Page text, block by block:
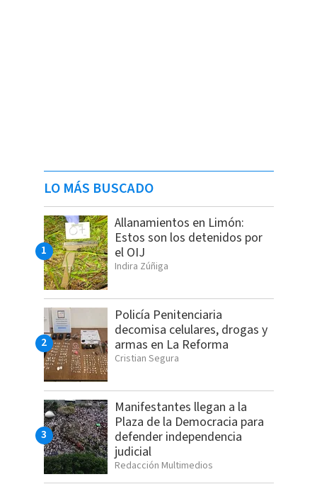
LO MÁS BUSCADO
Allanamientos en Limón:
Estos son los detenidos por
el OIJ
Indira Zúñiga
Policía Penitenciaria
decomisa celulares, drogas y
armas en La Reforma
Cristian Segura
Manifestantes llegan a la
Plaza de la Democracia para
defender independencia
judicial
Redacción Multimedios